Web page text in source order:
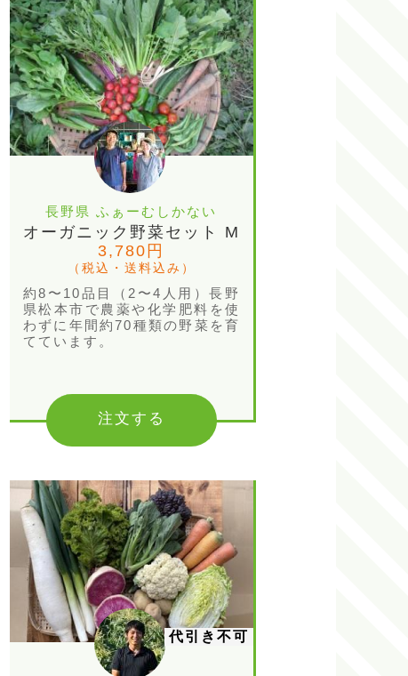
長野県 ふぁーむしかない
オーガニック野菜セット M
3,780円
（税込・送料込み）
約8〜10品目（2〜4人用）長野
県松本市で農薬や化学肥料を使
わずに年間約70種類の野菜を育
てています。
注文する
代引き不可